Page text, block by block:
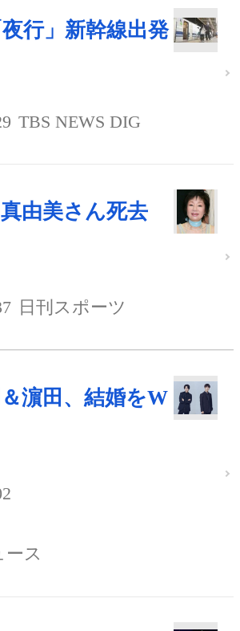
行」新幹線出発
TBS NEWS DIG
由美さん死去
日刊スポーツ
濵田、結婚をW
ス